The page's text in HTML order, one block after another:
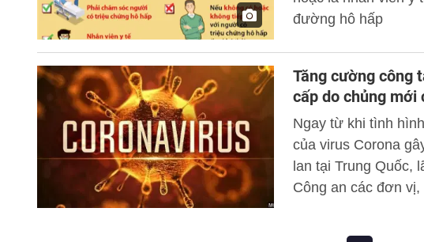
đường hô hấp
Tăng cường công
cấp do chủng mới
Ngay từ khi tình
của virus Corona
lan tại Trung Quốc,
Công an các đơn